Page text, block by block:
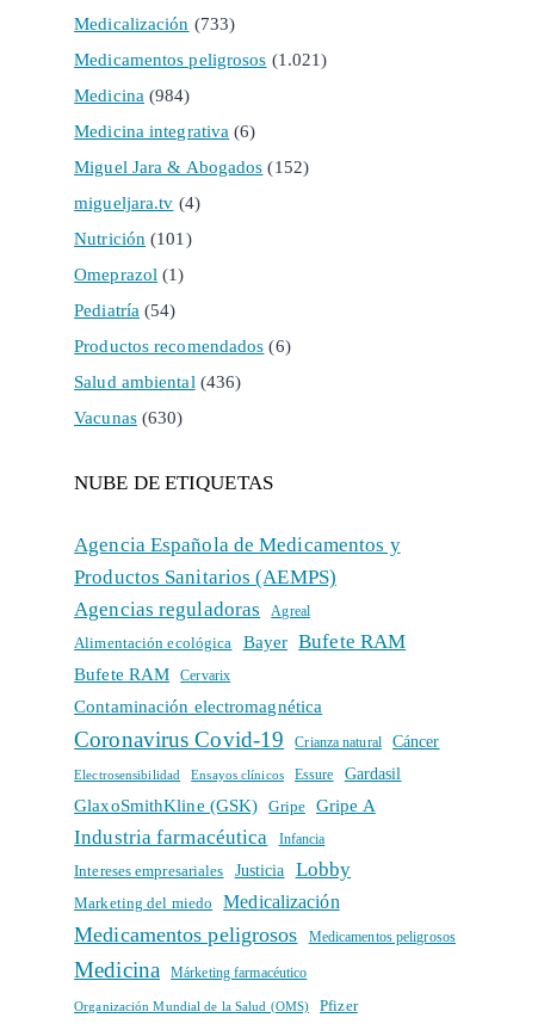
Medicalización (733)
Medicamentos peligrosos (1.021)
Medicina (984)
Medicina integrativa (6)
Miguel Jara & Abogados (152)
migueljara.tv (4)
Nutrición (101)
Omeprazol (1)
Pediatría (54)
Productos recomendados (6)
Salud ambiental (436)
Vacunas(630)
NUBE DE ETIQUETAS
Agencia Española de Medicamentos y
Productos Sanitarios (AEMPS)
Agencias reguladoras
Agreal
Alimentación ecológica Bayer Bufete RAM
Bufete RAM Cervarix
Contaminación electromagnética
Coronavirus Covid-19 Crianza natural Cáncer
Electrosensibilidad Ensayos clínicos Essure Gardasil
GlaxoSmithKline (GSK) Gripe Gripe A
Industria farmacéutica Infancia
Intereses empresariales Justicia Lobby
Marketing del miedo Medicalización
Medicamentos peligrosos Medicamentos peligrosos
Medicina Márketing farmacéutico
Organización Mundial de la Salud (OMS) Pfizer